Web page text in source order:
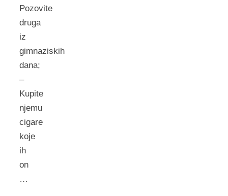
Pozovite
druga
iz
gimnaziskih
dana;
–
Kupite
njemu
cigare
koje
ih
on
…